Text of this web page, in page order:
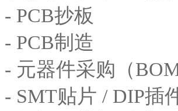
- PCB抄板
- PCB制造
- 元器件采购（
- SMT贴片 / DIP插